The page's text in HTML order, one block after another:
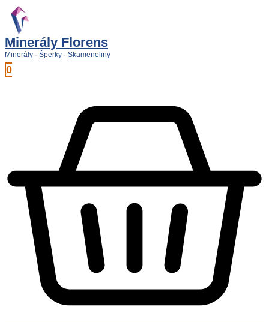
Preskočiť
na
obsah
Minerály Florens
Minerály · Šperky · Skameneliny
0